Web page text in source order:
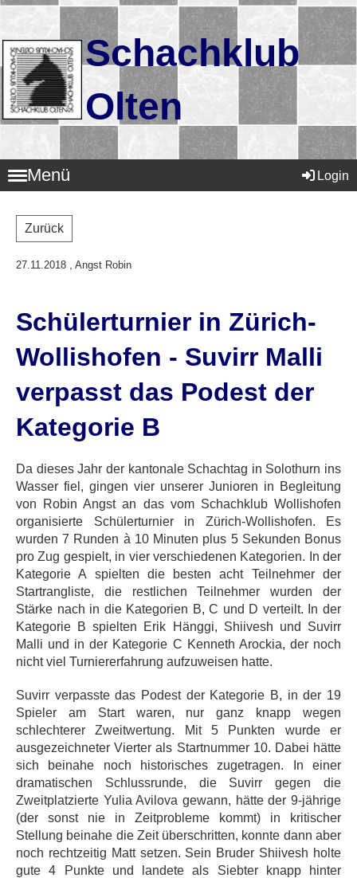
Schachklub
Olten
Menü Login
Zurück
27.11.2018 , Angst Robin
Schülerturnier in Zürich-
Wollishofen - Suvirr Malli
verpasst das Podest der
Kategorie B
Da dieses Jahr der kantonale Schachtag in Solothurn ins
Wasser fiel, gingen vier unserer Junioren in Begleitung
von Robin Angst an das vom Schachklub Wollishofen
organisierte Schülerturnier in Zürich-Wollishofen. Es
wurden 7 Runden à 10 Minuten plus 5 Sekunden Bonus
pro Zug gespielt, in vier verschiedenen Kategorien. In der
Kategorie A spielten die besten acht Teilnehmer der
Startrangliste, die restlichen Teilnehmer wurden der
Stärke nach in die Kategorien B, C und D verteilt. In der
Kategorie B spielten Erik Hänggi, Shiivesh und Suvirr
Malli und in der Kategorie C Kenneth Arockia, der noch
nicht viel Turniererfahrung aufzuweisen hatte.
Suvirr verpasste das Podest der Kategorie B, in der 19
Spieler am Start waren, nur ganz knapp wegen
schlechterer Zweitwertung. Mit 5 Punkten wurde er
ausgezeichneter Vierter als Startnummer 10. Dabei hätte
sich beinahe noch historisches zugetragen. In einer
dramatischen Schlussrunde, die Suvirr gegen die
Zweitplatzierte Yulia Avilova gewann, hätte der 9-jährige
(der sonst nie in Zeitprobleme kommt) in kritischer
Stellung beinahe die Zeit überschritten, konnte dann aber
noch rechtzeitig Matt setzen. Sein Bruder Shiivesh holte
gute 4 Punkte und landete als Siebter knapp hinter